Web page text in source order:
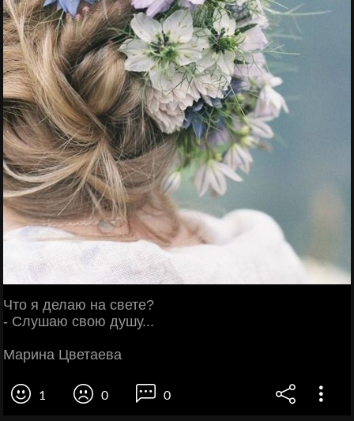
Что я делаю на свете?
- Слушаю свою душу...
Марина Цветаева
1 0 0